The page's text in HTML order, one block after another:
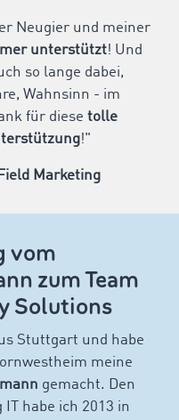
Neugier und meiner
unterstützt! Und
so lange dabei,
Wahnsinn - im
für diese tolle
!"
Marketing
vom
zum Team
Solutions
Stuttgart und habe
meine
gemacht. Den
habe ich 2013 in